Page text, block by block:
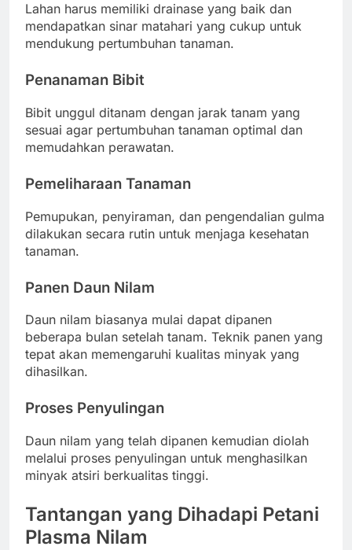
Lahan harus memiliki drainase yang baik dan
mendapatkan sinar matahari yang cukup untuk
mendukung pertumbuhan tanaman.
Penanaman Bibit
Bibit unggul ditanam dengan jarak tanam yang
sesuai agar pertumbuhan tanaman optimal dan
memudahkan perawatan.
Pemeliharaan Tanaman
Pemupukan, penyiraman, dan pengendalian gulma
dilakukan secara rutin untuk menjaga kesehatan
tanaman.
Panen Daun Nilam
Daun nilam biasanya mulai dapat dipanen
beberapa bulan setelah tanam. Teknik panen yang
tepat akan memengaruhi kualitas minyak yang
dihasilkan.
Proses Penyulingan
Daun nilam yang telah dipanen kemudian diolah
melalui proses penyulingan untuk menghasilkan
minyak atsiri berkualitas tinggi.
Tantangan yang Dihadapi Petani
Plasma Nilam